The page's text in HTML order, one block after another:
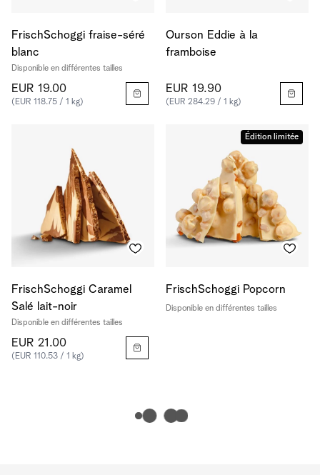
FrischSchoggi fraise-séré
blanc
Disponible en différentes tailles
EUR 19.00
(EUR 118.75 / 1 kg)
Ourson Eddie à la
framboise
EUR 19.90
(EUR 284.29 / 1 kg)
FrischSchoggi Caramel
Salé lait-noir
Disponible en différentes tailles
EUR 21.00
(EUR 110.53 / 1 kg)
Édition limitée
FrischSchoggi Popcorn
Disponible en différentes tailles